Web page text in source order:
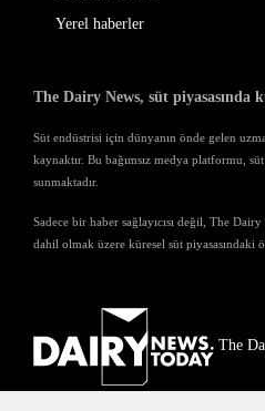
Yerel haberler
The Dairy News, süt
Süt endüstrisi için dünyanın önde gelen
kaynaktır. Bu bağımsız medya platformu,
sunmaktadır.
Sadece bir haber sağlayıcısı değil, The
dahil olmak üzere küresel süt
The